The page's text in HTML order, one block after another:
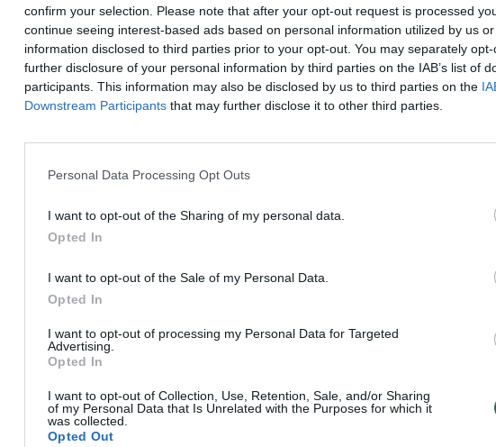
confirm your selection. Please note that after your opt-out request is processed
continue seeing interest-based ads based on personal information utilized by us
information disclosed to third parties prior to your opt-out. You may separately
further disclosure of your personal information by third parties on the IAB’s list of
participants. This information may also be disclosed by us to third parties on the
Downstream Participants that may further disclose it to other third parties.
Personal Data Processing Opt Outs
I want to opt-out of the Sharing of my personal data.
Opted In
I want to opt-out of the Sale of my Personal Data.
Opted In
I want to opt-out of processing my Personal Data for Targeted
Advertising.
Opted In
I want to opt-out of Collection, Use, Retention, Sale, and/or Sharing
of my Personal Data that Is Unrelated with the Purposes for which it
was collected.
Opted Out
prekiaujantis dvasininkas: pagalbą iš Kinijos